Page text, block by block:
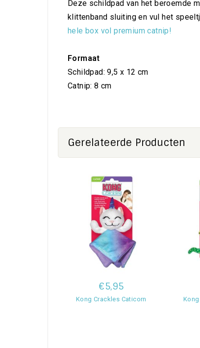
Deze schildpad van het beroemde
klittenband sluiting en vul het
hele box vol premium catnip!
Formaat
Schildpad: 9,5 x 12 cm
Catnip: 8 cm
Gerelateerde Producten
€5,95
Kong Crackles Caticorn Kong